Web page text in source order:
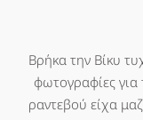
Βρήκα την Βίκυ
φωτογραφίες για
ραντεβού είχα